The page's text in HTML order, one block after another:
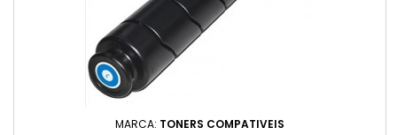
MARCA: TONERS COMPATIVEIS